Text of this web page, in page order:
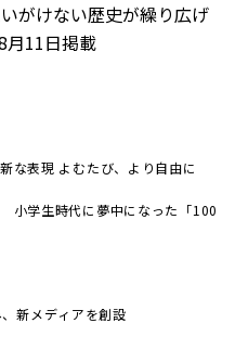
がけない歴史が繰り広げ
月11日掲載
な表現 よむたび、より自由に
小学生時代に夢中になった「100
新メディアを創設